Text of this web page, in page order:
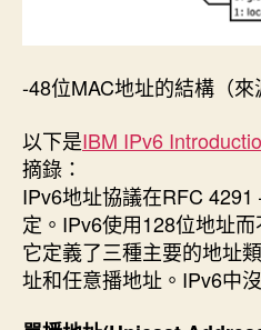
-48位MAC地址的結構（來
以下是IBM IPv6
摘錄：
IPv6地址協議在RFC
定。IPv6使用128位地址
它定義了三種主要的地址
址和任意播地址。IPv6中